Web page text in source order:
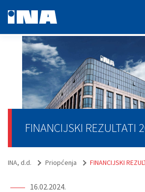
FINANCIJSKI REZULTATI
INA, d.d. Priopćenja FINANCIJSKI
16.02.2024.